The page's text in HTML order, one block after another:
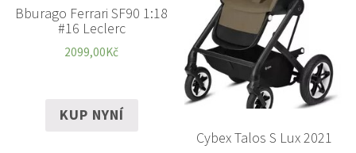
Bburago Ferrari SF90 1:18
#16 Leclerc
2099,00Kč
KUP NYNÍ
Cybex Talos S Lux 2021